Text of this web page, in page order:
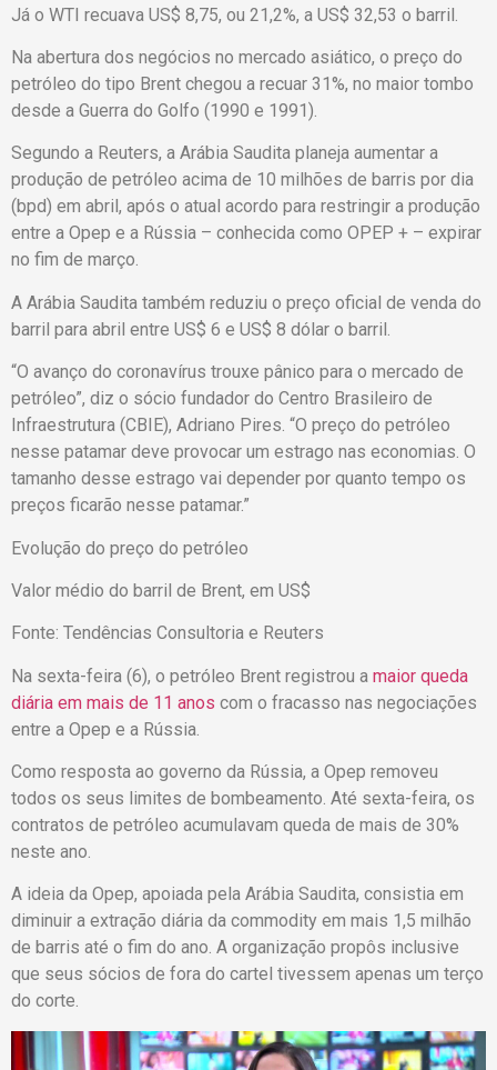
Já o WTI recuava US$ 8,75, ou 21,2%, a US$ 32,53 o barril.
Na abertura dos negócios no mercado asiático, o preço do
petróleo do tipo Brent chegou a recuar 31%, no maior tombo
desde a Guerra do Golfo (1990 e 1991).
Segundo a Reuters, a Arábia Saudita planeja aumentar a
produção de petróleo acima de 10 milhões de barris por dia
(bpd) em abril, após o atual acordo para restringir a produção
entre a Opep e a Rússia – conhecida como OPEP + – expirar
no fim de março.
A Arábia Saudita também reduziu o preço oficial de venda do
barril para abril entre US$ 6 e US$ 8 dólar o barril.
“O avanço do coronavírus trouxe pânico para o mercado de
petróleo”, diz o sócio fundador do Centro Brasileiro de
Infraestrutura (CBIE), Adriano Pires. “O preço do petróleo
nesse patamar deve provocar um estrago nas economias. O
tamanho desse estrago vai depender por quanto tempo os
preços ficarão nesse patamar.”
Evolução do preço do petróleo
Valor médio do barril de Brent, em US$
Fonte: Tendências Consultoria e Reuters
Na sexta-feira (6), o petróleo Brent registrou a maior queda
diária em mais de 11 anos com o fracasso nas negociações
entre a Opep e a Rússia.
Como resposta ao governo da Rússia, a Opep removeu
todos os seus limites de bombeamento. Até sexta-feira, os
contratos de petróleo acumulavam queda de mais de 30%
neste ano.
A ideia da Opep, apoiada pela Arábia Saudita, consistia em
diminuir a extração diária da commodity em mais 1,5 milhão
de barris até o fim do ano. A organização propôs inclusive
que seus sócios de fora do cartel tivessem apenas um terço
do corte.